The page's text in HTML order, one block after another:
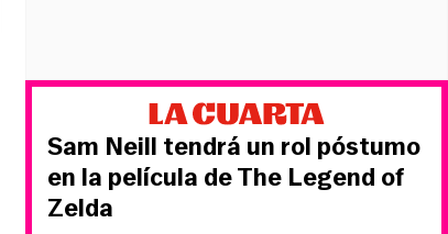
Sam Neill tendrá un rol póstumo
en la película de The Legend of
Zelda